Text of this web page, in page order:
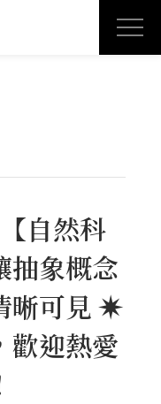
自然科
抽象概念
晰可見 ✷
歡迎熱愛